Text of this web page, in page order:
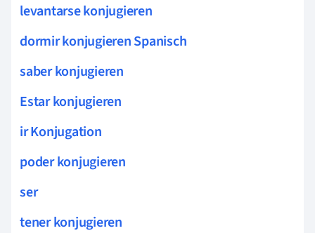
levantarse konjugieren
dormir konjugieren Spanisch
saber konjugieren
Estar konjugieren
ir Konjugation
poder konjugieren
ser
tener konjugieren